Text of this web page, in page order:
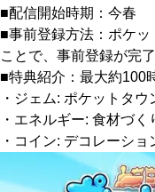
■配信開始時期：今春
■事前登録方法：ポケ
ことで、事前登録が完了
■特典紹介：最大約100
・ジェム: ポケットタウ
・エネルギー: 食材づ
・コイン: デコレーシ